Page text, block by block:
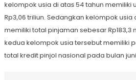
kelompok usia di atas 54 tahun memiliki
Rp3,06 triliun. Sedangkan kelompok usia
memiliki total pinjaman sebesar Rp183,3
kedua kelompok usia tersebut memiliki
total kredit pinjol nasional pada bulan